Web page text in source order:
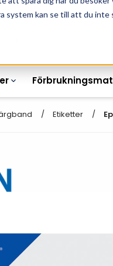
system kan se till att du inte
Etiketter